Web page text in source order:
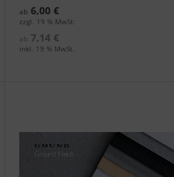
ab 6,00 €
zzgl. 19 % MwSt.
ab
7,14 €
inkl. 19 % MwSt.